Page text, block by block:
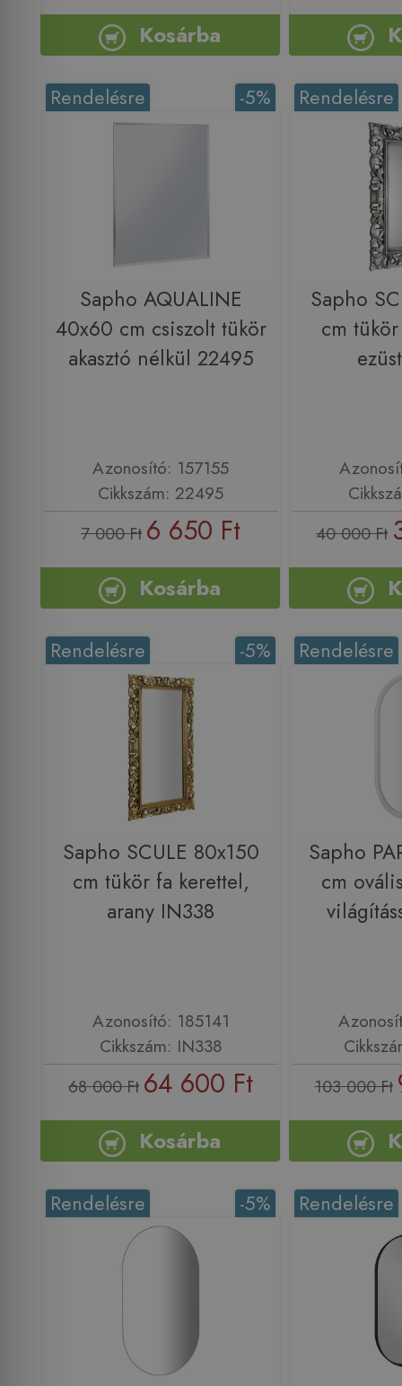
Kosárba
-5%
Rendelésre
Sapho AQUALINE
40x60 cm csiszolt tükör
akasztó nélkül 22495
Azonosító: 157155
Cikkszám: 22495
7 000 Ft 6 650 Ft
Kosárba
Rendelésre
Sapho
cm
40 000 Ft
-5%
Rendelésre
Sapho SCULE 80x150
cm tükör fa kerettel,
arany IN338
Azonosító: 185141
Cikkszám: IN338
68 000 Ft 64 600 Ft
Kosárba
Rendelésre
Sapho
cm
103 000 Ft
-5%
Rendelésre Rendelésre